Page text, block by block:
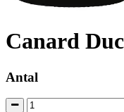
Canard
Antal